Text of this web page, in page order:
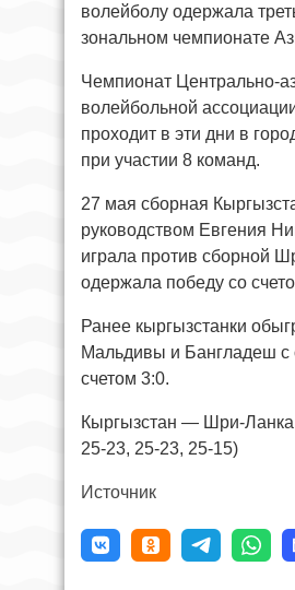
волейболу одержала
зональном чемпионате
Чемпионат Центрально-
волейбольной
проходит в эти дни в
при участии 8 команд.
27 мая сборная
руководством Евгения
играла против сборной
одержала победу со
Ранее кыргызстанки
Мальдивы и Бангладеш с
счетом 3:0.
Кыргызстан — Шри-
25-23, 25-23, 25-15)
Источник